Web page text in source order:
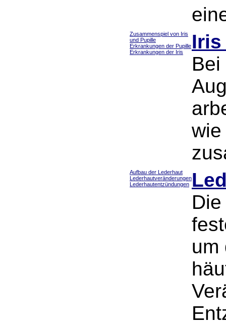
Zusammenspiel von Iris
und Pupille
Erkrankungen der Pupille
Erkrankungen der Iris
Iris
Aufbau der Lederhaut
Lederhautveränderungen
Lederhautentzündungen
um